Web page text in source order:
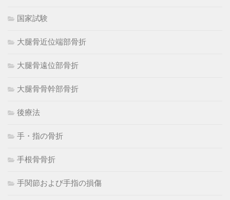
国家試験
大腿骨近位端部骨折
大腿骨遠位部骨折
大腿骨骨幹部骨折
後療法
手・指の骨折
手根骨骨折
手関節および手指の損傷